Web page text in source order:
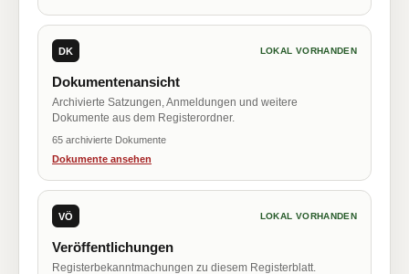
DK LOKAL VORHANDEN
Dokumentenansicht
Archivierte Satzungen, Anmeldungen und weitere
Dokumente aus dem Registerordner.
65 archivierte Dokumente
Dokumente ansehen
VÖ LOKAL VORHANDEN
Veröffentlichungen
Registerbekanntmachungen zu diesem Registerblatt.